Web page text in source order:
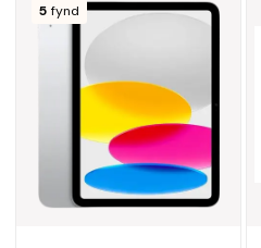
5 fynd